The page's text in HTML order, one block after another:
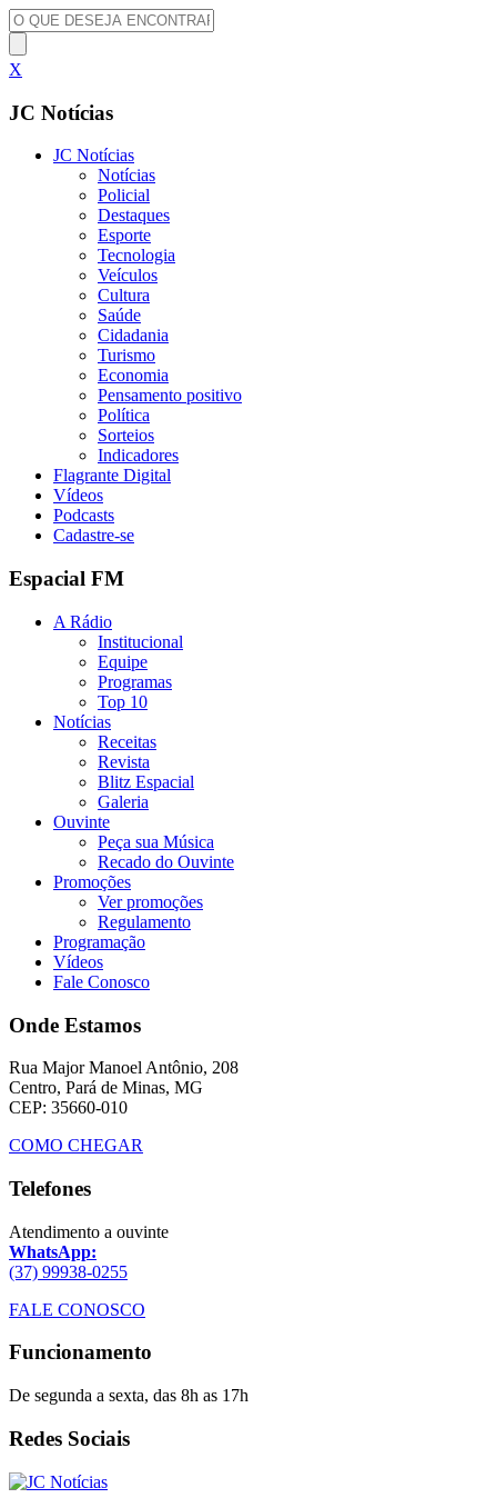
X
JC Notícias
JC Notícias
Notícias
Policial
Destaques
Esporte
Tecnologia
Veículos
Cultura
Saúde
Cidadania
Turismo
Economia
Pensamento positivo
Política
Sorteios
Indicadores
Flagrante Digital
Vídeos
Podcasts
Cadastre-se
Espacial FM
A Rádio
Institucional
Equipe
Programas
Top 10
Notícias
Receitas
Revista
Blitz Espacial
Galeria
Ouvinte
Peça sua Música
Recado do Ouvinte
Promoções
Ver promoções
Regulamento
Programação
Vídeos
Fale Conosco
Onde Estamos
Rua Major Manoel Antônio, 208
Centro, Pará de Minas, MG
CEP: 35660-010
COMO CHEGAR
Telefones
Atendimento a ouvinte
WhatsApp:
(37) 99938-0255
FALE CONOSCO
Funcionamento
De segunda a sexta, das 8h as 17h
Redes Sociais